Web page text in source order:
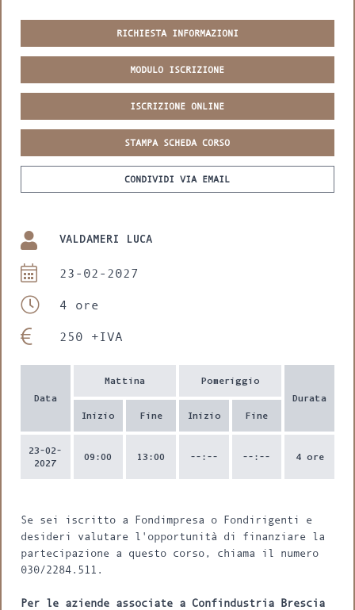
RICHIESTA INFORMAZIONI
MODULO ISCRIZIONE
ISCRIZIONE ONLINE
STAMPA SCHEDA CORSO
CONDIVIDI VIA EMAIL
VALDAMERI LUCA
23-02-2027
4 ore
250 +IVA
Data
Mattina
Inizio Fine
Pomeriggio
Inizio Fine
Durata
23-02-
2027
09:00 13:00 --:-- --:-- 4 ore
Se sei iscritto a Fondimpresa o Fondirigenti e
desideri valutare l'opportunità di finanziare la
partecipazione a questo corso, chiama il numero
030/2284.511.
Per le aziende associate a Confindustria Brescia